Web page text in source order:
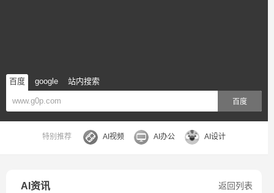
百度 google 站内搜索
百度
特别推荐 AI视频 AI办公 AI设计
返回列表
AI资讯